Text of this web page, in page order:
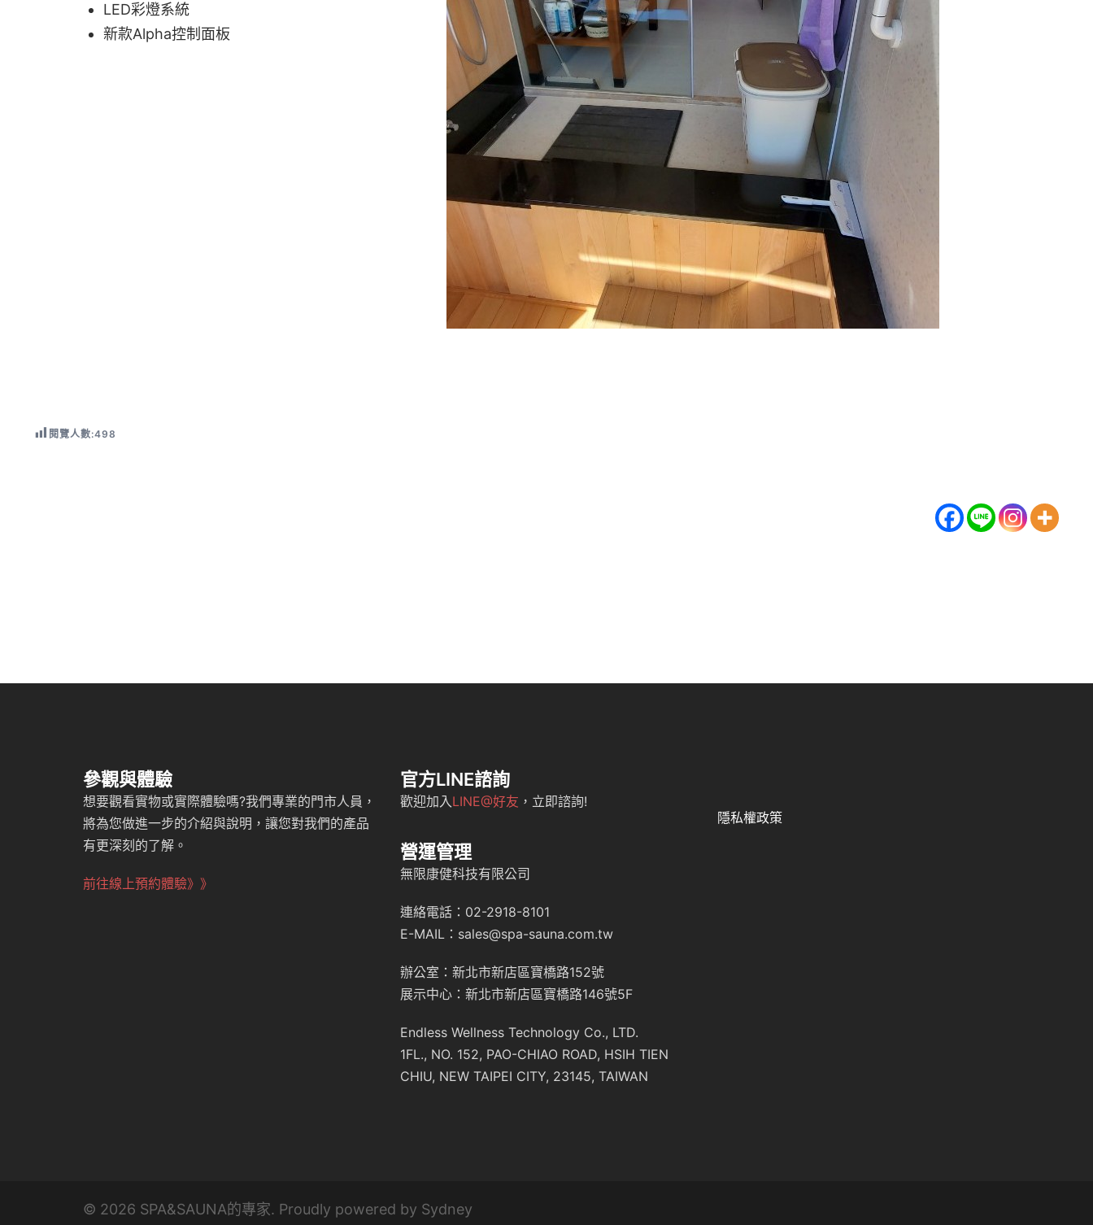
LED彩燈系統
新款Alpha控制面板
閱覽人數:498
參觀與體驗
想要觀看實物或實際體驗嗎?我們專業的門市人員，
將為您做進一步的介紹與說明，讓您對我們的產品
有更深刻的了解。
前往線上預約體驗》》
官方LINE諮詢
歡迎加入LINE@好友 ，立即諮詢!
營運管理
無限康健科技有限公司
連絡電話：02-2918-8101
E-MAIL：sales@spa-sauna.com.tw
辦公室：新北市新店區寶橋路152號
展示中心：新北市新店區寶橋路146號5F
Endless Wellness Technology Co., LTD.
1FL., NO. 152, PAO-CHIAO ROAD, HSIH TIEN
CHIU, NEW TAIPEI CITY, 23145, TAIWAN
隱私權政策
© 2026 SPA&SAUNA的專家. Proudly powered by Sydney